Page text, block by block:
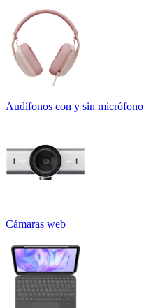
Audífonos con y sin micrófono
Cámaras web